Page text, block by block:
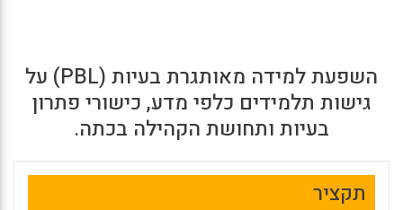
השפעת למידה מאותגרת בעיות (PBL) על
גישות תלמידים כלפי מדע, כישורי פתרון
בעיות ותחושת הקהילה בכתה.
תקציר